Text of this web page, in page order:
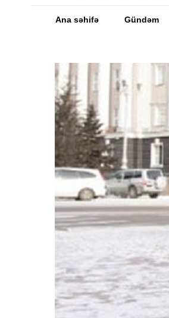
Ana səhifə Gündəm